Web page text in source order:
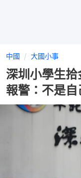
中國 大國小事
深圳小學生
報警：不是